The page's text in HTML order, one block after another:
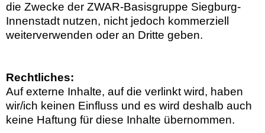
die Zwecke der ZWAR-Basisgruppe Siegburg-
Innenstadt nutzen, nicht jedoch kommerziell
weiterverwenden oder an Dritte geben.
Rechtliches:
Auf externe Inhalte, auf die verlinkt wird, haben
wir/ich keinen Einfluss und es wird deshalb auch
keine Haftung für diese Inhalte übernommen.